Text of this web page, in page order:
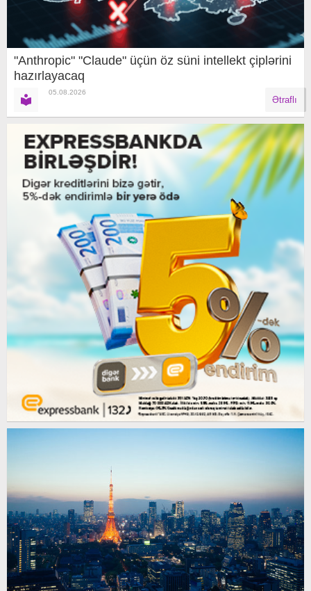
"Anthropic" "Claude" üçün öz süni intellekt çiplərini
hazırlayacaq
05.08.2026
Ətraflı